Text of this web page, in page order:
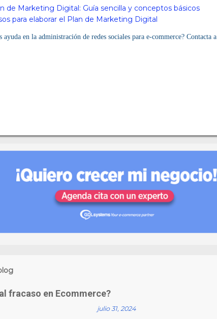
de Marketing Digital: Guía sencilla y conceptos básicos
para elaborar el Plan de Marketing Digital
ayuda en la administración de redes sociales para e-commerce? Contacta a
fracaso en Ecommerce?
julio 31, 2024